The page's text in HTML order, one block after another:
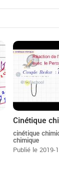
Cinétique
cinétique
chimique
Publié le 2019-